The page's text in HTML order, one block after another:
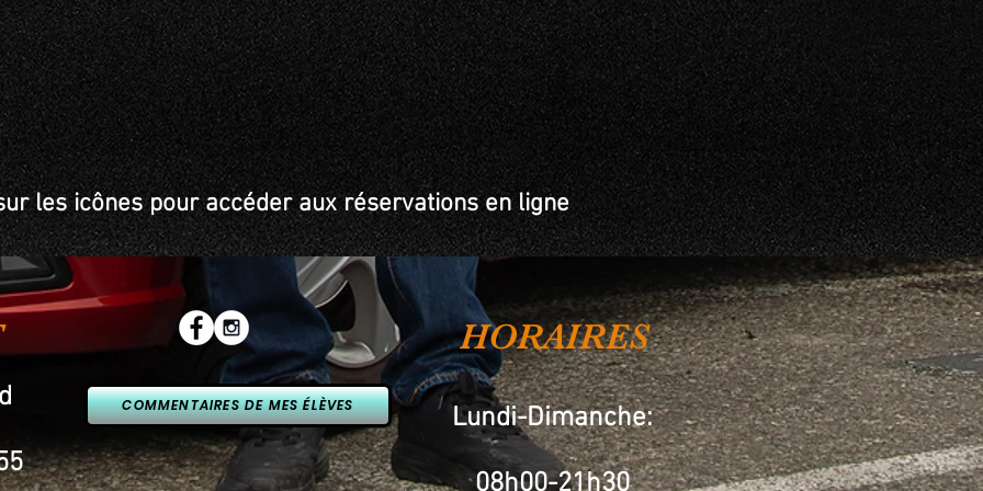
les icônes pour accéder aux réservations en ligne
COMMENTAIRES DE MES ÉLÈVES
HORAIRES
Lundi-Dimanche:
08h00-21h30